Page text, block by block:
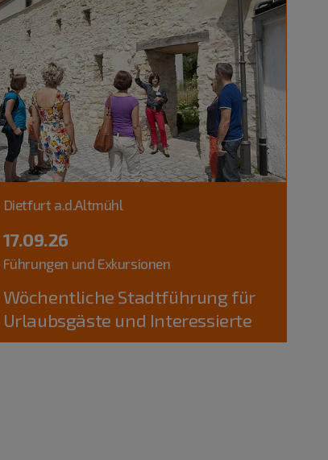
Dietfurt a.d.Altmühl
17.09.26
Führungen und Exkursionen
Wöchentliche Stadtführung für
Urlaubsgäste und Interessierte